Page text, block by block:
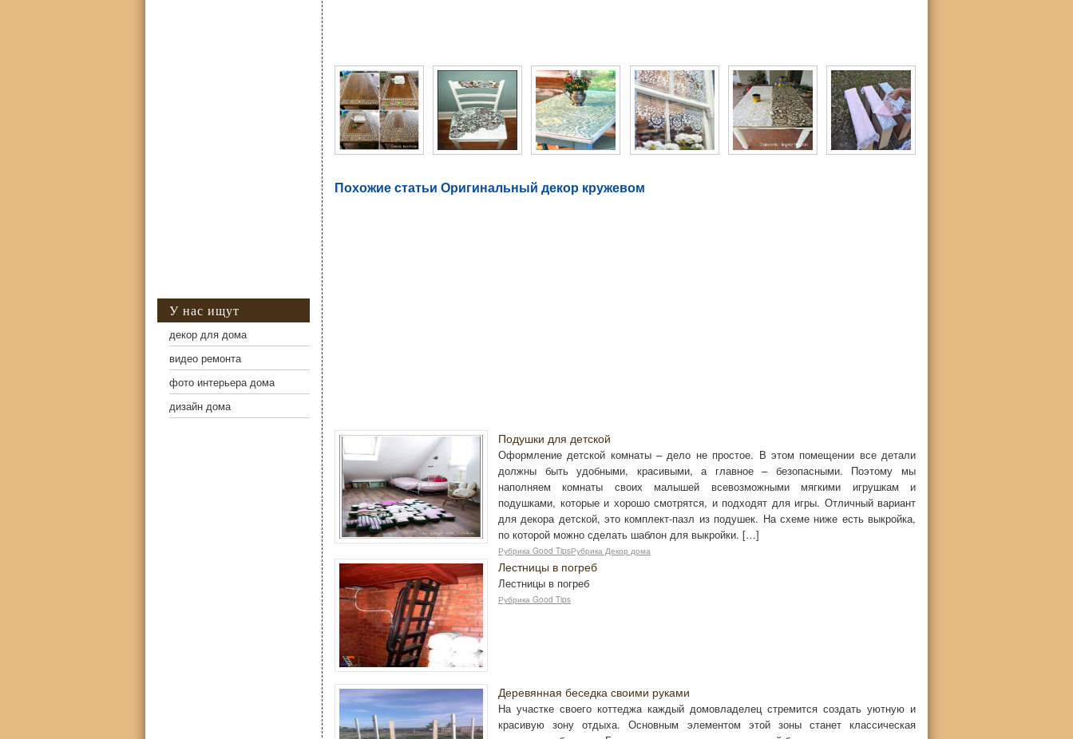
Похожие статьи Оригинальный декор кружевом
Подушки для детской
Оформление детской комнаты – дело не простое. В этом помещении все детали
должны быть удобными, красивыми, а главное – безопасными. Поэтому мы
наполняем комнаты своих малышей всевозможными мягкими игрушкам и
подушками, которые и хорошо смотрятся, и подходят для игры. Отличный вариант
для декора детской, это комплект-пазл из подушек. На схеме ниже есть выкройка,
по которой можно сделать шаблон для выкройки. […]
Рубрика Good TipsРубрика Декор дома
Лестницы в погреб
Лестницы в погреб
Рубрика Good Tips
Деревянная беседка своими руками
На участке своего коттеджа каждый домовладелец стремится создать уютную и
красивую зону отдыха. Основным элементом этой зоны станет классическая
У нас ищут
декор для дома
видео ремонта
фото интерьера дома
дизайн дома